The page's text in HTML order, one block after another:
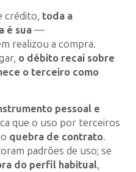
crédito, toda a
é sua —
realizou a compra.
o débito recai sobre
o terceiro como
pessoal e
que o uso por terceiros
quebra de contrato.
padrões de uso; se
do perfil habitual,